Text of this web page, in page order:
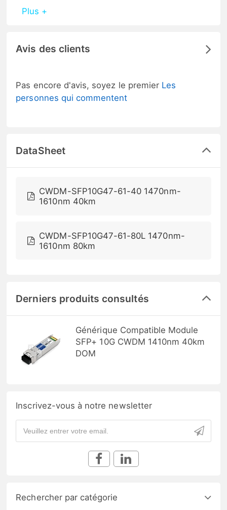
Plus +
Avis des clients
Pas encore d'avis, soyez le premier Les
personnes qui commentent
DataSheet
CWDM-SFP10G47-61-40 1470nm-
1610nm 40km
CWDM-SFP10G47-61-80L 1470nm-
1610nm 80km
Derniers produits consultés
Générique Compatible Module
SFP+ 10G CWDM 1410nm 40km
DOM
Inscrivez-vous à notre newsletter
Rechercher par catégorie